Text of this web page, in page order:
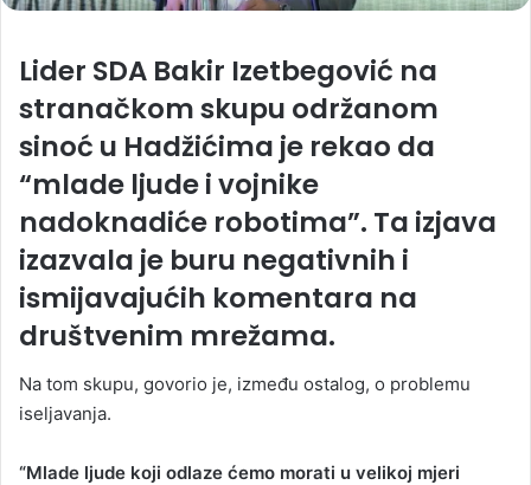
Lider SDA Bakir Izetbegović na
stranačkom skupu održanom
sinoć u Hadžićima je rekao da
“mlade ljude i vojnike
nadoknadiće robotima”. Ta izjava
izazvala je buru negativnih i
ismijavajućih komentara na
društvenim mrežama.
Na tom skupu, govorio je, između ostalog, o problemu
iseljavanja.
“Mlade ljude koji odlaze ćemo morati u velikoj mjeri